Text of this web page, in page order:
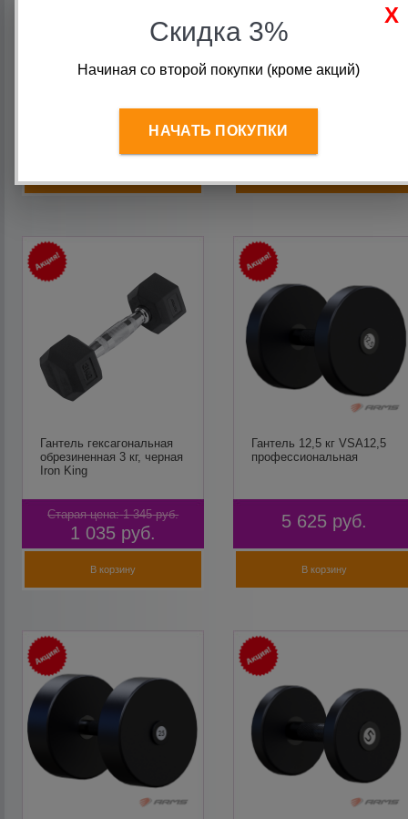
обрезиненная 8 кг, черная
Iron King
руб.
обрезиненная 17,5 кг
черная Iron King
3 800
Гантель гексагональная
обрезиненная 3 кг, черная
Iron King
Старая цена: 1 345 руб.
1 035 руб.
В корзину
Гантель 12,5 кг VSA12,5
профессиональная
5 625 руб.
В корзину
Скидка 3%
Начиная со второй покупки (кроме акций)
НАЧАТЬ ПОКУПКИ